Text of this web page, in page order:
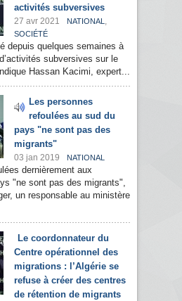
activités subversives
27 avr 2021 NATIONAL ,
SOCIÉTÉ
depuis quelques semaines à
subversives sur le
Hassan Kacimi, expert...
Les personnes
refoulées au sud du
pays "ne sont pas des
migrants"
03 jan 2019 NATIONAL
dernièrement aux
"ne sont pas des migrants",
un responsable au ministère
Le coordonnateur du
Centre opérationnel des
migrations : l’Algérie se
refuse à créer des centres
de rétention de migrants